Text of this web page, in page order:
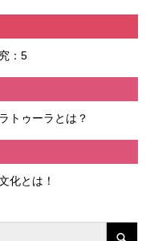
：5
トゥーラとは？
化とは！